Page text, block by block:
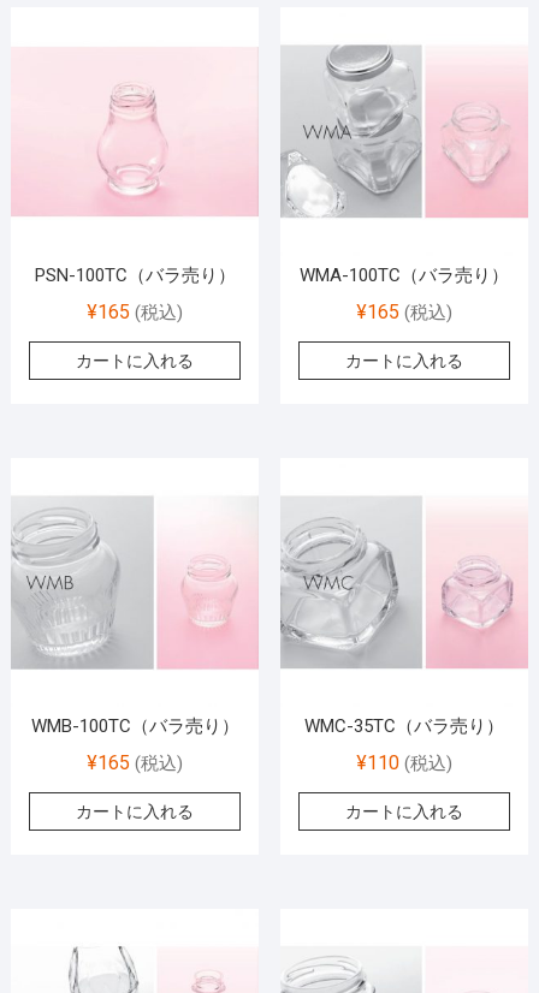
PSN-100TC（バラ売り）
¥165 (税込)
カートに入れる
WMA-100TC（バラ売り）
¥165 (税込)
カートに入れる
WMB-100TC（バラ売り）
¥165 (税込)
カートに入れる
WMC-35TC（バラ売り）
¥110 (税込)
カートに入れる